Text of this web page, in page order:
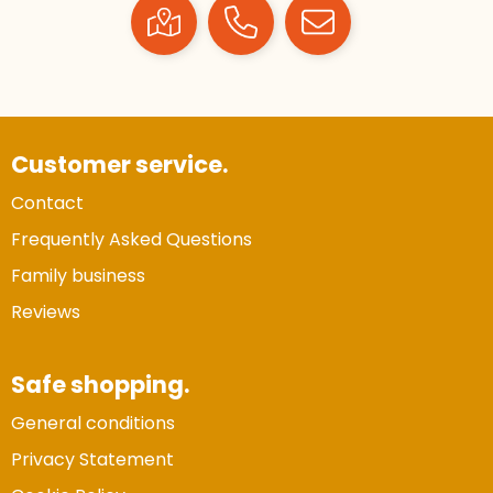
Customer service.
Contact
Frequently Asked Questions
Family business
Reviews
Safe shopping.
General conditions
Privacy Statement